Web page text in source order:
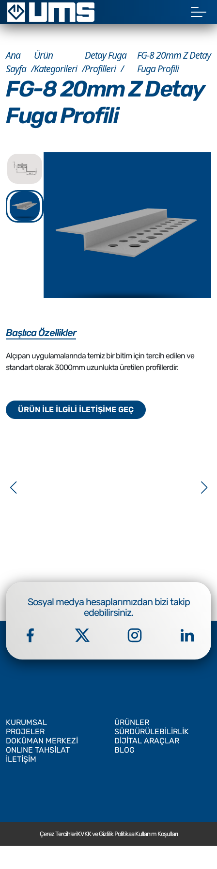
Ana
Sayfa
Ürün
Kategorileri
Detay Fuga
Profilleri
FG-8 20mm Z Detay
Fuga Profili
FG-8 20mm Z Detay
Fuga Profili
Başlıca Özellikler
Alçıpan uygulamalarında temiz bir bitim için tercih edilen ve
standart olarak 3000mm uzunlukta üretilen profillerdir.
ÜRÜN İLE İLGİLİ İLETİŞİME GEÇ
Sosyal medya hesaplarımızdan bizi takip
edebilirsiniz.
KURUMSAL
ÜRÜNLER
PROJELER
SÜRDÜRÜLEBİLİRLİK
DOKÜMAN MERKEZİ
DİJİTAL ARAÇLAR
ONLINE TAHSİLAT
BLOG
İLETİŞİM
Çerez TercihleriKVKK ve Gizlilik PolitikasıKullanım Koşulları